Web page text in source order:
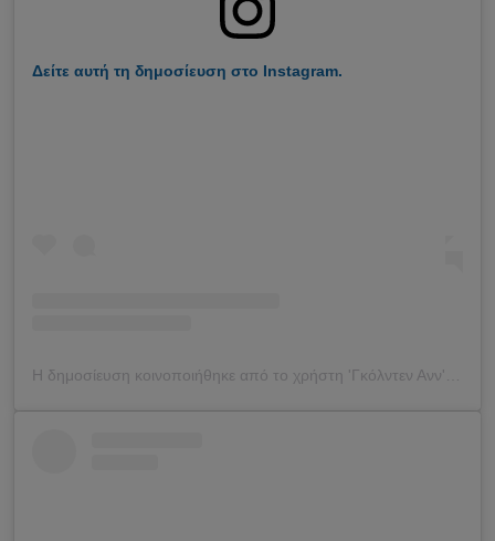
Δείτε αυτή τη δημοσίευση στο Instagram.